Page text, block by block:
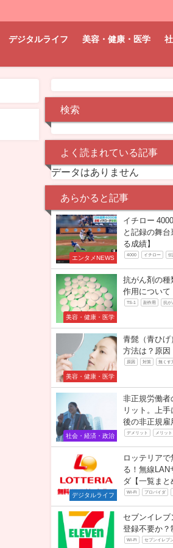
デジタルライフ 美容・健康・医学
検索
よく読まれている記事
データはありません
あらかると記事
エンタメNEWS
イチロー
と記録の舞
る成績】
4000 イチロー 伝
美容・健康・医学
抗がん剤の種
作用について
TS-1 副作用 抗が
美容・健康・医学
青髭（青ひげ
方法は？原因
原因 対策 無くす
社会・経済・政治
非正規労働者
リット。上
後の非正規雇
デメリット メリット
デジタルライフ
ロッテリアで
る！無線LAN
ダ【一覧まと
Wi-Fi プロバイダ
セブンイレブ
登録不要か？
Wi-Fi セブンイレブン